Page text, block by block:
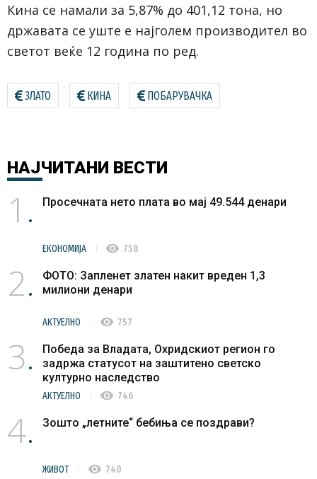
Кина се намали за 5,87% до 401,12 тона, но
државата се уште е најголем производител во
светот веќе 12 година по ред.
ЗЛАТО КИНА ПОБАРУВАЧКА
НАЈЧИТАНИ ВЕСТИ
1 Просечната нето плата во мај 49.544 денари
ЕКОНОМИЈА visibility 758
2
ФОТО: Запленет златен накит вреден 1,3
милиони денари
АКТУЕЛНО visibility 757
3
Победа за Владата, Охридскиот регион го
задржа статусот на заштитено светско
културно наследство
АКТУЕЛНО visibility 746
4 Зошто „летните“ бебиња се поздрави?
ЖИВОТ visibility 740